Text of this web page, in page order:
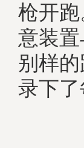
枪开
意装
别样
录下了